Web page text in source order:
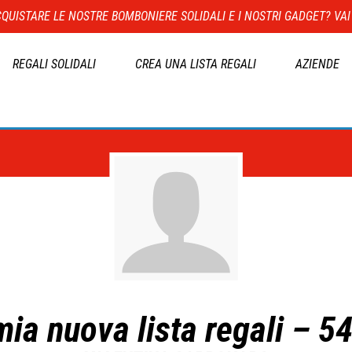
LE NOSTRE BOMBONIERE SOLIDALI E I NOSTRI GADGET?
REGALI SOLIDALI CREA UNA LISTA REGALI AZIENDE
nuova lista regali –